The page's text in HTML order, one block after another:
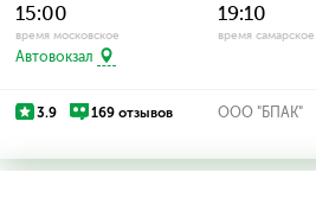
15:00
время московское
Автовокзал
19:10
время самарское
3.9 169 отзывов ООО "БПАК"